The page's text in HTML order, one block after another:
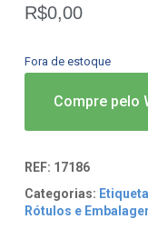
R$0,00
Fora de estoque
Compre pelo
REF: 17186
Categorias:
Rótulos e